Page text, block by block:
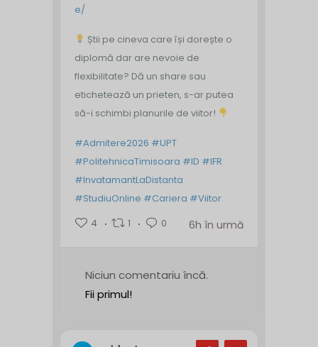
e/
Știi pe cineva care își dorește o
diplomă dar are nevoie de
flexibilitate? Dă un share sau
etichetează un prieten, s-ar putea
să-i schimbi planurile de viitor!
#Admitere2026 #UPT
#PolitehnicaTimisoara #ID #IFR
#InvatamantLaDistanta
#StudiuOnline #Cariera #Viitor
4
1 0 6h în urmă
Niciun comentariu încă.
Fii primul!